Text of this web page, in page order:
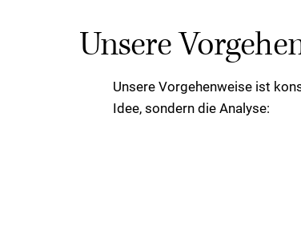
Unsere
Unsere Vorgehenweise ist
Idee, sondern die Analyse: